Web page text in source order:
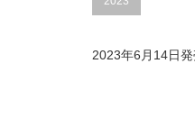
2023年6月14日